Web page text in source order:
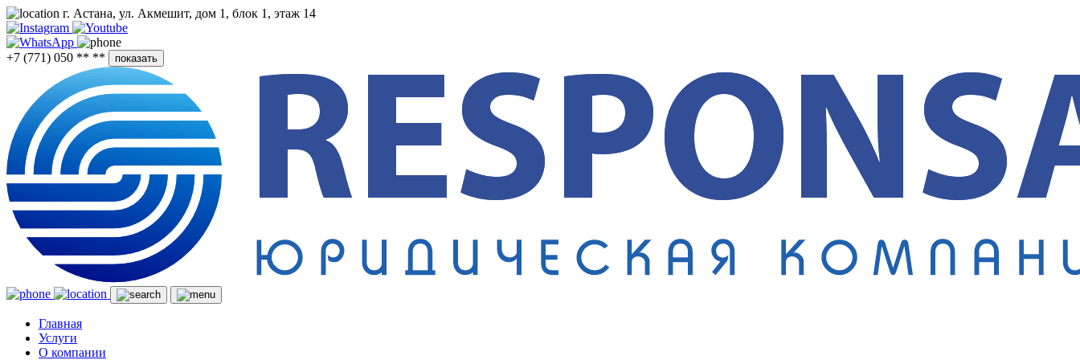
г. Астана, ул. Акмешит, дом 1, блок 1, этаж 14
+7 (771) 050 ** ** показать
Главная
Услуги
О компании